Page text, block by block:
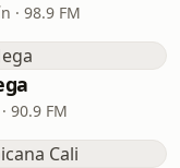
· 98.9 FM
90.9 FM